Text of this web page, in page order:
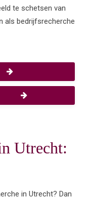
te schetsen van
als bedrijfsrecherche
Utrecht:
in Utrecht? Dan